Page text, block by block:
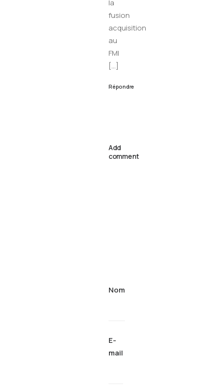
la
fusion
acquisition
au
FMI
[…]
Répondre
Add
comment
Nom
E-
mail